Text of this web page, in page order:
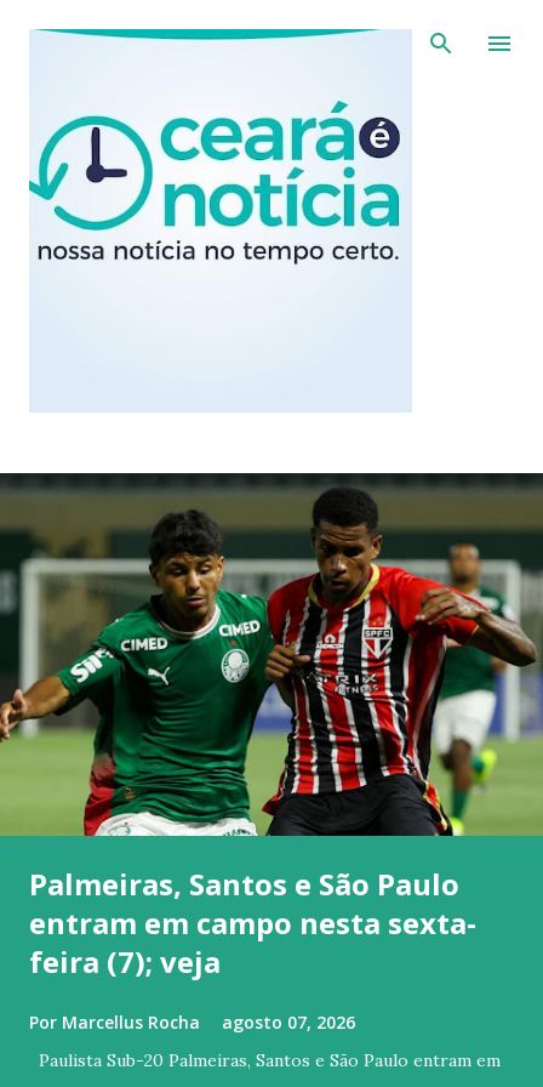
Pular para o conteúdo principal
Palmeiras, Santos e São Paulo
entram em campo nesta sexta-
feira (7); veja
Por Marcellus Rocha agosto 07, 2026
Paulista Sub-20 Palmeiras, Santos e São Paulo entram em